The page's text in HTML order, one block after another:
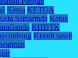
Ketua KETUA
Samarinda Ketua
KHDTK
Kisruh sawit